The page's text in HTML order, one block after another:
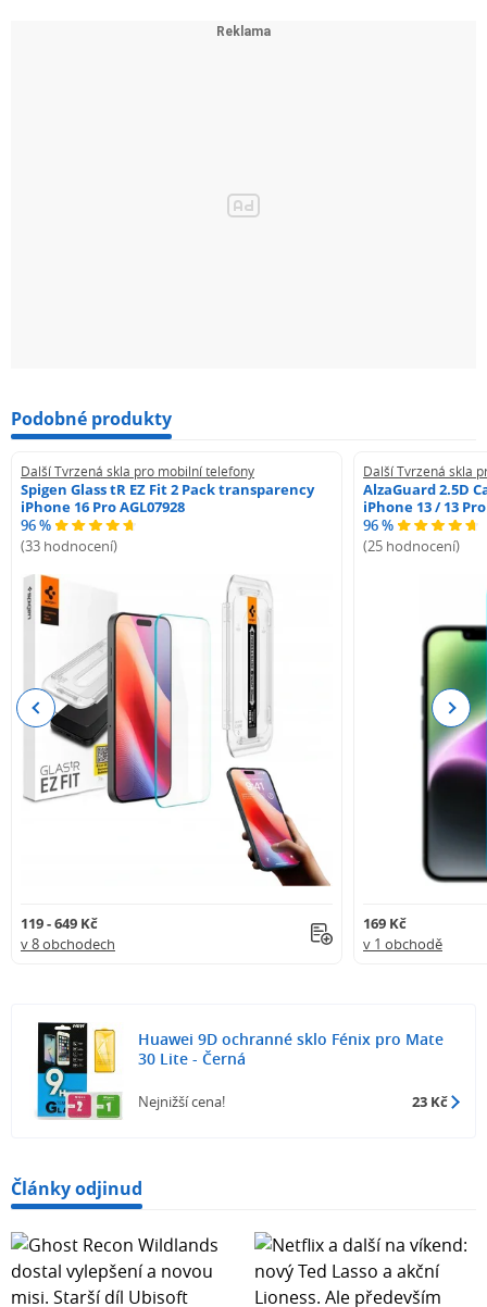
Podobné produkty
Další Tvrzená skla pro mobilní telefony
Spigen Glass tR EZ Fit 2 Pack transparency
iPhone 16 Pro AGL07928
96 %
(33 hodnocení)
119 - 649 Kč
v 8 obchodech
Další Tvrzená skla
AlzaGuard 2.5D
iPhone 13 / 13 Pro
96 %
(25 hodnocení)
169 Kč
v 1 obchodě
Previous Next
Huawei 9D ochranné sklo Fénix pro Mate
30 Lite - Černá
Nejnižší cena! 23 Kč
Články odjinud